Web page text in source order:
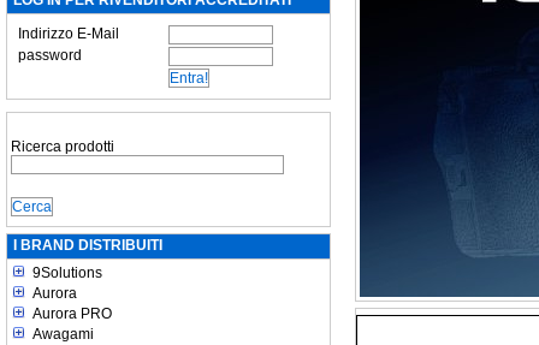
Indirizzo E-Mail
password
Ricerca prodotti
I BRAND DISTRIBUITI
9Solutions
Aurora
Aurora PRO
Awagami